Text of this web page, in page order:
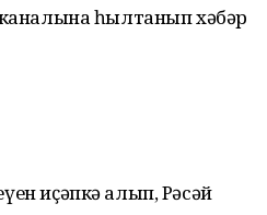
һылтанып хәбәр
иҫәпкә алып, Рәсәй